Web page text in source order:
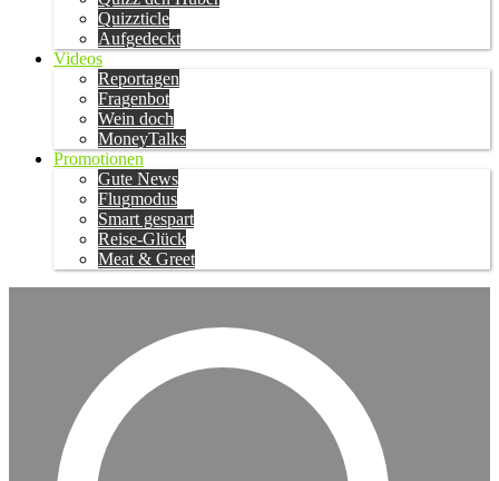
Quizzticle
Aufgedeckt
Videos
Reportagen
Fragenbot
Wein doch
MoneyTalks
Promotionen
Gute News
Flugmodus
Smart gespart
Reise-Glück
Meat & Greet